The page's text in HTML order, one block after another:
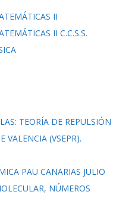
II
II C.C.S.S.
TEORÍA DE REPULSIÓN
VALENCIA (VSEPR).
PAU CANARIAS JULIO
NÚMEROS